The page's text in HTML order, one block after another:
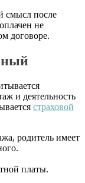
смысл после
не
договоре.
и деятельность
страховой
родитель имеет
платы.